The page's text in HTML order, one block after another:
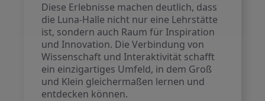
Diese Erlebnisse machen deutlich, dass
die Luna-Halle nicht nur eine Lehrstätte
ist, sondern auch Raum für Inspiration
und Innovation. Die Verbindung von
Wissenschaft und Interaktivität schafft
ein einzigartiges Umfeld, in dem Groß
und Klein gleichermaßen lernen und
entdecken können.